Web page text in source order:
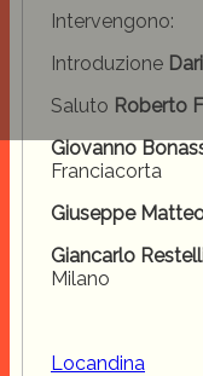
Intervengono:
Introduzione
Saluto Roberto
Giovanno
Franciacorta
Giuseppe
Giancarlo
Milano
Locandina